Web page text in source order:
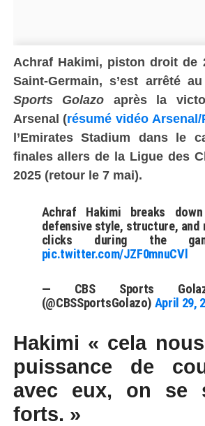
Achraf Hakimi, piston droit de
Saint-Germain, s’est arrêté
Sports Golazo après la
Arsenal (résumé vidéo Arsenal/
l’Emirates Stadium dans le
finales allersde la Ligue des
2025 (retour le 7 mai).
Achraf Hakimi breaks down
defensive style, structure, and
clicks during the
pic.twitter.com/JZF0mnuCVl
— CBS Sports
(@CBSSportsGolazo) April 29,
Hakimi « cela
puissance de
avec eux, on se
forts. »